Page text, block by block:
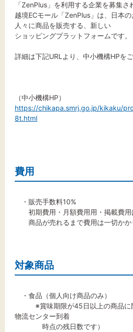
背景色
黒 白
「ZenPlus」を利用する企業を募集さ
越境ECモール「ZenPlus」は、日本
人々に商品を販売する、新しい
ショッピングプラットフォームです。
詳細は下記URLより、中小機構HPを
（中小機構HP）
https://chikapa.smrj.go.jp/kikaku/
8t.html
費用
・販売手数料10%
初期費用・月額費用用・掲載費用
商品が売れるまで費用は一切かか
対象商品
・食品（個人向け商品のみ）
※賞味期限が45日以上の商品に
物流センター到着
時点の残日数です）